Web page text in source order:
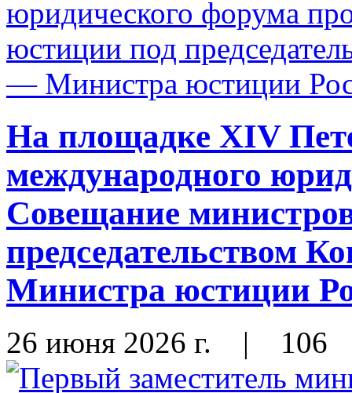
На площадке XIV
международного
Совещание
председательством
Министра юстиции
26 июня 2026 г. | 106